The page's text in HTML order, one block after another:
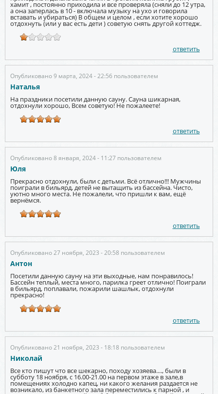
хамит , постоянно приходила и все проверяла (сняли до 12 утра,
а она заперлась в 10 - включала музыку на ухо и говорила
вставать и убираться) В общем и целом , если хотите хорошо
отдохнуть (или у вас есть дети ) советую снять другой коттедж.
ответить
Опубликовано 9 марта, 2024 - 22:56 пользователем
Наталья
На праздники посетили данную сауну. Сауна шикарная,
отдохнули хорошо, Всем советую! Не пожалеете!
ответить
Опубликовано 8 января, 2024 - 11:27 пользователем
Юля
Прекрасно отдохнули, были с детьми. Всё отлично!!! Мужчины
поиграли в бильярд, детей не вытащить из бассейна. Чисто,
уютно много места. Не пожалели, что пришли к вам, ещё
вернёмся.
ответить
Опубликовано 27 ноября, 2023 - 20:58 пользователем
Антон
Посетили данную сауну на эти выходные, нам понравилось!
Бассейн теплый, места много, парилка греет отлично! Поиграли
в бильярд, поплавали, пожарили шашлык, отдохнули
прекрасно!
ответить
Опубликовано 21 ноября, 2023 - 18:18 пользователем
Николай
Все кто пишут что все шекарно, походу хозяева...., были в
субботу 18 ноября, с 16.00-21.00 на первом этаже в зале,в
помещениях холодно капец, ни какого желания раздается не
возникало, из банкетного зала переместились к парной , и